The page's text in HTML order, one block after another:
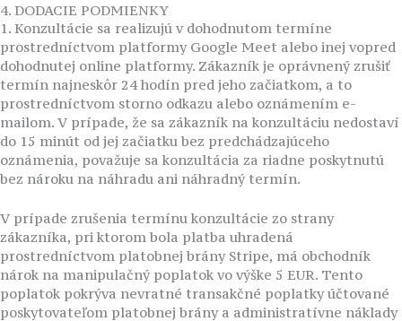
4. DODACIE PODMIENKY
1. Konzultácie sa realizujú v dohodnutom termíne
prostredníctvom platformy Google Meet alebo inej vopred
dohodnutej online platformy. Zákazník je oprávnený zrušiť
termín najneskôr 24 hodín pred jeho začiatkom, a to
prostredníctvom storno odkazu alebo oznámením e-
mailom. V prípade, že sa zákazník na konzultáciu nedostaví
do 15 minút od jej začiatku bez predchádzajúceho
oznámenia, považuje sa konzultácia za riadne poskytnutú
bez nároku na náhradu ani náhradný termín.
V prípade zrušenia termínu konzultácie zo strany
zákazníka, pri ktorom bola platba uhradená
prostredníctvom platobnej brány Stripe, má obchodník
nárok na manipulačný poplatok vo výške 5 EUR. Tento
poplatok pokrýva nevratné transakčné poplatky účtované
poskytovateľom platobnej brány a administratívne náklady